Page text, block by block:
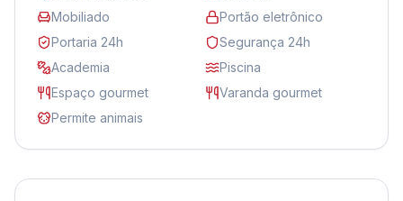
Mobiliado
Portão eletrônico
Portaria 24h
Segurança 24h
Academia
Piscina
Espaço gourmet
Varanda gourmet
Permite animais